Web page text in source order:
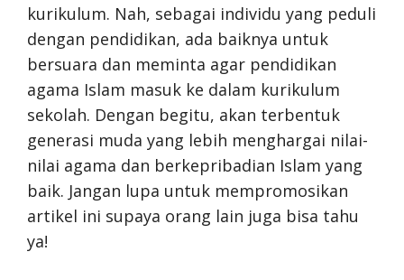
kurikulum. Nah, sebagai individu yang peduli
dengan pendidikan, ada baiknya untuk
bersuara dan meminta agar pendidikan
agama Islam masuk ke dalam kurikulum
sekolah. Dengan begitu, akan terbentuk
generasi muda yang lebih menghargai nilai-
nilai agama dan berkepribadian Islam yang
baik. Jangan lupa untuk mempromosikan
artikel ini supaya orang lain juga bisa tahu
ya!